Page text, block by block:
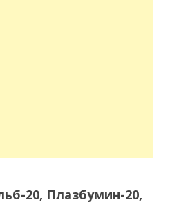
20, Плазбумин-20,